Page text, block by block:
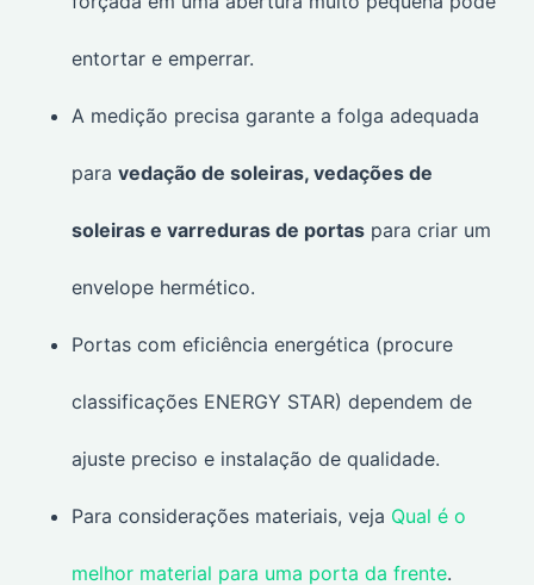
entortar e emperrar.
A medição precisa garante a folga adequada
para vedação de soleiras, vedações de
soleiras e varreduras de portas para criar um
envelope hermético.
Portas com eficiência energética (procure
classificações ENERGY STAR) dependem de
ajuste preciso e instalação de qualidade.
Para considerações materiais, veja Qual é o
melhor material para uma porta da frente.